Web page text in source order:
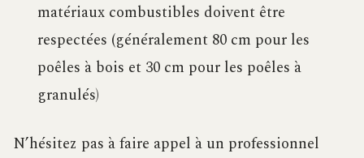
matériaux combustibles doivent être
respectées (généralement 80 cm pour les
poêles à bois et 30 cm pour les poêles à
granulés)
N’hésitez pas à faire appel à un professionnel